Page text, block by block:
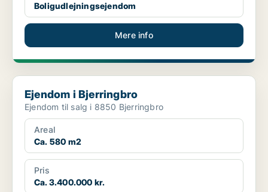
Boligudlejningsejendom
Mere info
Ejendom i Bjerringbro
Ejendom i Bjerringbro
Ejendom til salg i 8850 Bjerringbro
Areal
Ca. 580 m2
Pris
Ca. 3.400.000 kr.